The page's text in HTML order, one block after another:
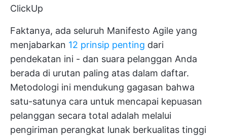
ClickUp
Faktanya, ada seluruh Manifesto Agile yang
menjabarkan 12 prinsip penting dari
pendekatan ini - dan suara pelanggan Anda
berada di urutan paling atas dalam daftar.
Metodologi ini mendukung gagasan bahwa
satu-satunya cara untuk mencapai kepuasan
pelanggan secara total adalah melalui
pengiriman perangkat lunak berkualitas tinggi